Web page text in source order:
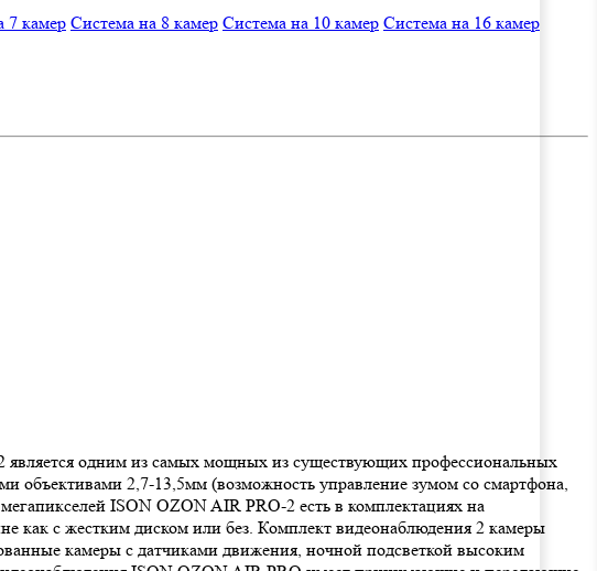
7 камер Система на 8 камер Система на 10 камер Система на 16 камер
является одним из самых мощных из существующих профессиональных
объективами 2,7-13,5мм (возможность управление зумом со смартфона,
ISON OZON AIR PRO-2 есть в комплектациях на
как с жестким диском или без. Комплект видеонаблюдения 2 камеры
камеры с датчиками движения, ночной подсветкой высоким